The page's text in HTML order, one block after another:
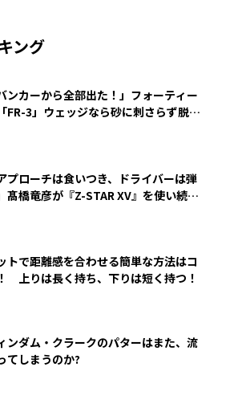
ング
バンカーから全部出た！」フォーティー
FR-3」ウェッジなら砂に刺さらず脱出
アプローチは食いつき、ドライバーは弾
髙橋竜彦が『Z-STAR XV』を使い続け
トで距離感を合わせる簡単な方法はコ
上りは長く持ち、下りは短く持つ！
ンダム・クラークのパターはまた、流
てしまうのか?